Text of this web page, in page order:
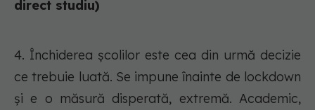
direct studiu)
4. Închiderea școlilor este cea din urmă decizie
ce trebuie luată. Se impune înainte de lockdown
și e o măsură disperată, extremă. Academic,